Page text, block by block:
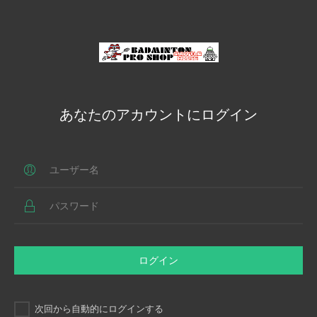
あなたのアカウントにログイン
ログイン
次回から自動的にログインする